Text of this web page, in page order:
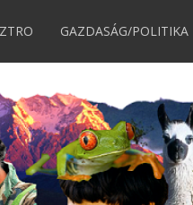
GAZDASÁG/POLITIKA